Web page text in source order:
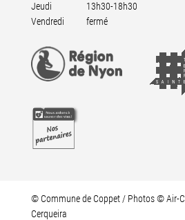
Jeudi
13h30-18h30
Vendredi
fermé
© Commune de Coppet / Photos © Air-
Cerqueira